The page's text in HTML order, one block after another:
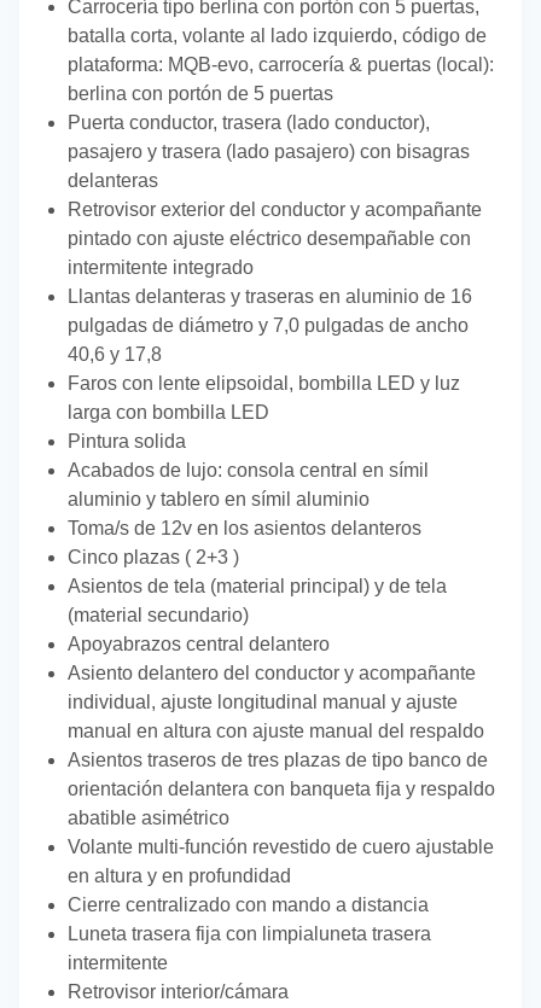
Carrocería tipo berlina con portón con 5 puertas,
batalla corta, volante al lado izquierdo, código de
plataforma: MQB-evo, carrocería & puertas (local):
berlina con portón de 5 puertas
Puerta conductor, trasera (lado conductor),
pasajero y trasera (lado pasajero) con bisagras
delanteras
Retrovisor exterior del conductor y acompañante
pintado con ajuste eléctrico desempañable con
intermitente integrado
Llantas delanteras y traseras en aluminio de 16
pulgadas de diámetro y 7,0 pulgadas de ancho
40,6 y 17,8
Faros con lente elipsoidal, bombilla LED y luz
larga con bombilla LED
Pintura solida
Acabados de lujo: consola central en símil
aluminio y tablero en símil aluminio
Toma/s de 12v en los asientos delanteros
Cinco plazas ( 2+3 )
Asientos de tela (material principal) y de tela
(material secundario)
Apoyabrazos central delantero
Asiento delantero del conductor y acompañante
individual, ajuste longitudinal manual y ajuste
manual en altura con ajuste manual del respaldo
Asientos traseros de tres plazas de tipo banco de
orientación delantera con banqueta fija y respaldo
abatible asimétrico
Volante multi-función revestido de cuero ajustable
en altura y en profundidad
Cierre centralizado con mando a distancia
Luneta trasera fija con limpialuneta trasera
intermitente
Retrovisor interior/cámara